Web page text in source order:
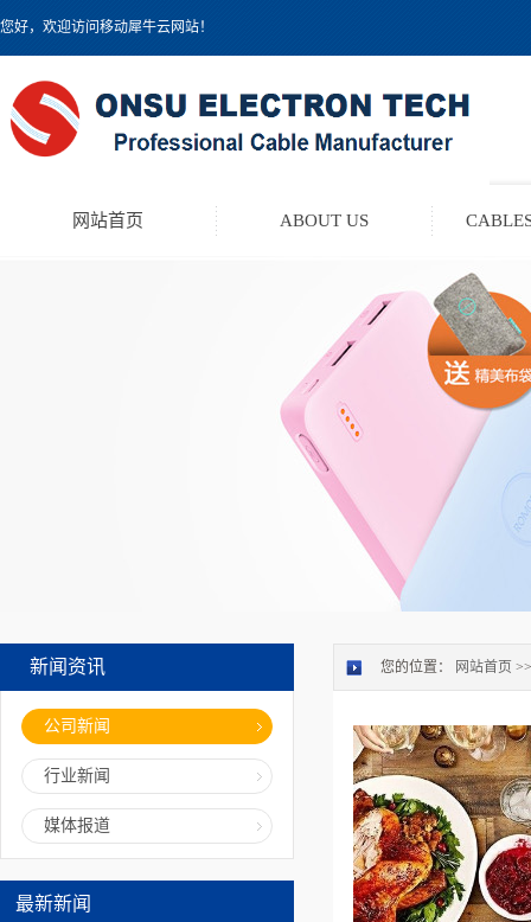
您好，欢迎访问移动犀牛云网站！
网站首页 ABOUT US
新闻资讯
公司新闻
行业新闻
媒体报道
最新新闻
您的位置： 网站首页 >>